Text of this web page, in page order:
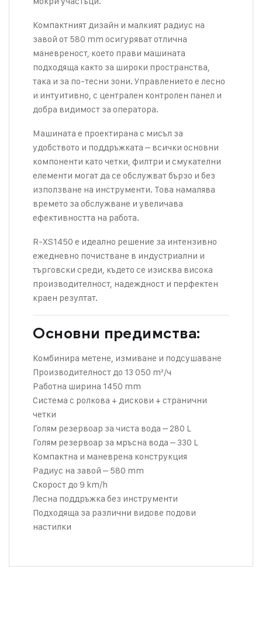
Компактният дизайн и малкият радиус на
завой от 580 mm осигуряват отлична
маневреност, което прави машината
подходяща както за широки пространства,
така и за по-тесни зони. Управлението е лесно
и интуитивно, с централен контролен панел и
добра видимост за оператора.
Машината е проектирана с мисъл за
удобството и поддръжката – всички основни
компоненти като четки, филтри и смукателни
елементи могат да се обслужват бързо и без
използване на инструменти. Това намалява
времето за обслужване и увеличава
ефективността на работа.
R-XS1450 е идеално решение за интензивно
ежедневно почистване в индустриални и
търговски среди, където се изисква висока
производителност, надеждност и перфектен
краен резултат.
Основни предимства:
Комбинира метене, измиване и подсушаване
Производителност до 13 050 m²/ч
Работна ширина 1450 mm
Система с ролкова + дискови + странични
четки
Голям резервоар за чиста вода – 280 L
Голям резервоар за мръсна вода – 330 L
Компактна и маневрена конструкция
Радиус на завой – 580 mm
Скорост до 9 km/h
Лесна поддръжка без инструменти
Подходяща за различни видове подови
настилки